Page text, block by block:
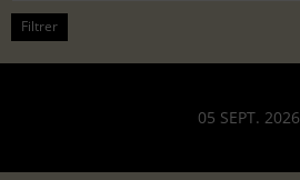
Filtrer
05 SEPT. 2026